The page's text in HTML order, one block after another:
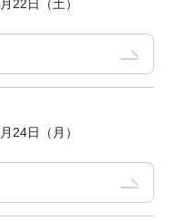
22日（土）
24日（月）